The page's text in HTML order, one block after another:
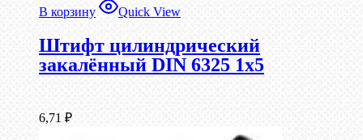
В корзину Quick View
Штифт цилиндрический
закалённый DIN 6325 1х5
6,71 ₽